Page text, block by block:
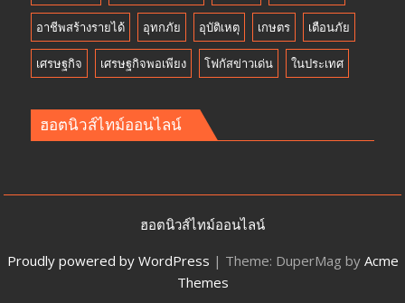
อาชีพสร้างรายได้ อุทกภัย อุบัติเหตุ เกษตร เตือนภัย
เศรษฐกิจ เศรษฐกิจพอเพียง โฟกัสข่าวเด่น ในประเทศ
ฮอตนิวส์ไทม์ออนไลน์
ฮอตนิวส์ไทม์ออนไลน์
Proudly powered by WordPress | Theme: DuperMag by Acme
Themes